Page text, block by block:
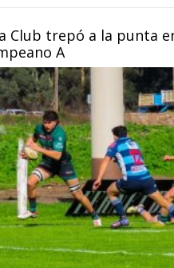
Club trepó a la punta
A